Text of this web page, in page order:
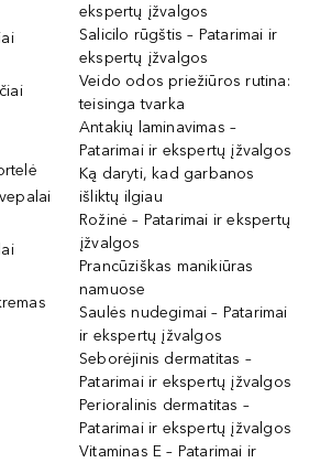
ekspertų įžvalgos
Salicilo rūgštis – Patarimai ir
ekspertų įžvalgos
Veido odos priežiūros rutina:
teisinga tvarka
Antakių laminavimas –
Patarimai ir ekspertų įžvalgos
Ką daryti, kad garbanos
išliktų ilgiau
Rožinė – Patarimai ir ekspertų
įžvalgos
Prancūziškas manikiūras
namuose
Saulės nudegimai – Patarimai
ir ekspertų įžvalgos
Seborėjinis dermatitas –
Patarimai ir ekspertų įžvalgos
Perioralinis dermatitas –
Patarimai ir ekspertų įžvalgos
Vitaminas E – Patarimai ir